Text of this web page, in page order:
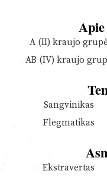
A (II) kraujo grupė
AB (IV) kraujo
Sangvinikas
Flegmatikas
Ekstravertas